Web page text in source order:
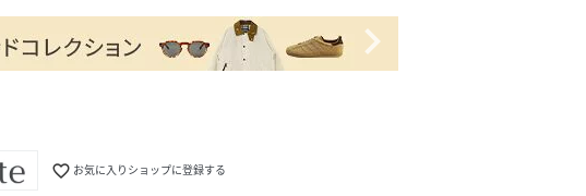
navigate_next
favorite_border お気に入りショップに登録する